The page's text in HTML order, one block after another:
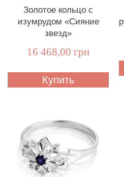
Золотое кольцо с
изумрудом «Сияние
звезд»
16 468,00 грн
Купить